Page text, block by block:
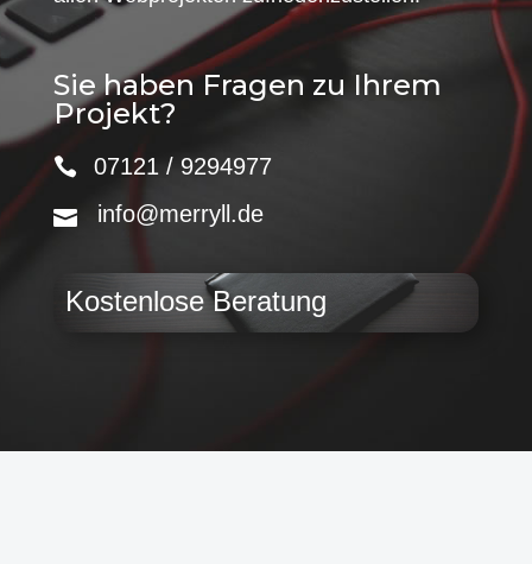
Sie haben Fragen zu Ihrem
Projekt?
07121 / 9294977
info@merryll.de
Kostenlose Beratung